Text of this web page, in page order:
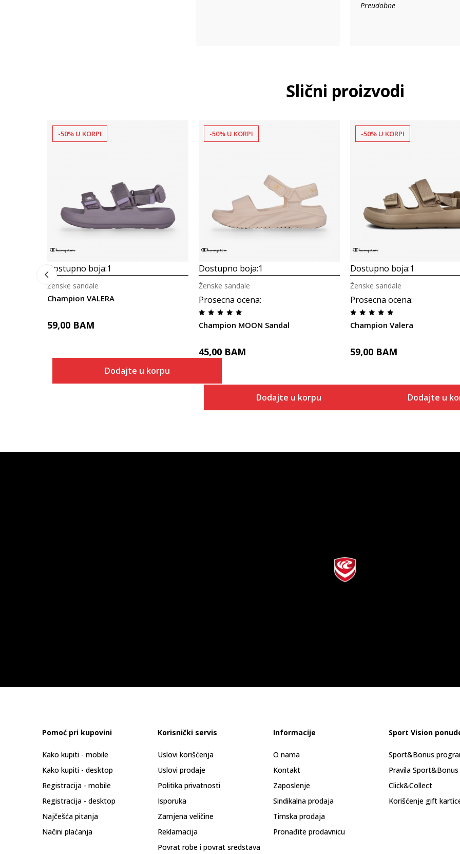
Preudobne
Slični proizvodi
-50% U KORPI
Dostupno boja:1
Champion VALERA
Ženske sandale
59,00 BAM
Dodajte u korpu
-50% U KORPI
Dostupno boja:1
Prosecna ocena:
Champion MOON Sandal
Ženske sandale
45,00 BAM
Dodajte u korpu
-50% U KORPI
Dostupno boja:1
Prosecna ocena:
Champion Valera
Ženske sandale
59,00 BAM
Dodajte u
Pomoć pri kupovini
Kako kupiti - mobile
Kako kupiti - desktop
Registracija - mobile
Registracija - desktop
Najčešća pitanja
Načini plaćanja
Korisnički servis
Uslovi korišćenja
Uslovi prodaje
Politika privatnosti
Isporuka
Zamjena veličine
Reklamacija
Povrat robe i povrat sredstava
Informacije
O nama
Kontakt
Zaposlenje
Sindikalna prodaja
Timska prodaja
Pronađite prodavnicu
Sport Vision
Sport&Bonus
Pravila
Click&Collect
Korišćenje gift